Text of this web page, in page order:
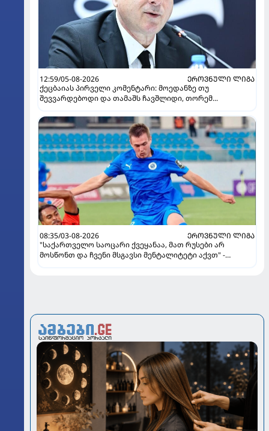
12:59/05-08-2026
ᲔᲠᲝᲕᲜᲣᲚᲘ ᲚᲘᲒᲐ
ქეცბაიას პირველი კომენტარი: მოედანზე თუ
შევვარდებოდი და თამაშს ჩავშლიდი, თორემ...
08:35/03-08-2026
ᲔᲠᲝᲕᲜᲣᲚᲘ ᲚᲘᲒᲐ
"საქართველო საოცარი ქვეყანაა, მათ რუსები არ
მოსწონთ და ჩვენი მსგავსი მენტალიტეტი აქვთ" -